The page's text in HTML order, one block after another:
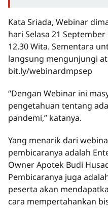
Kata Sriada, Webinar
hari Selasa 21
12.30 Wita. Sementara
langsung mengunjungi
bit.ly/webinardmpsep
“Dengan Webinar ini
pengetahuan tentang
pandemi,” katanya.
Yang menarik dari
pembicaranya adalah
Owner Apotek Budi
Pembicaranya juga
peserta akan
cara mempertahankan